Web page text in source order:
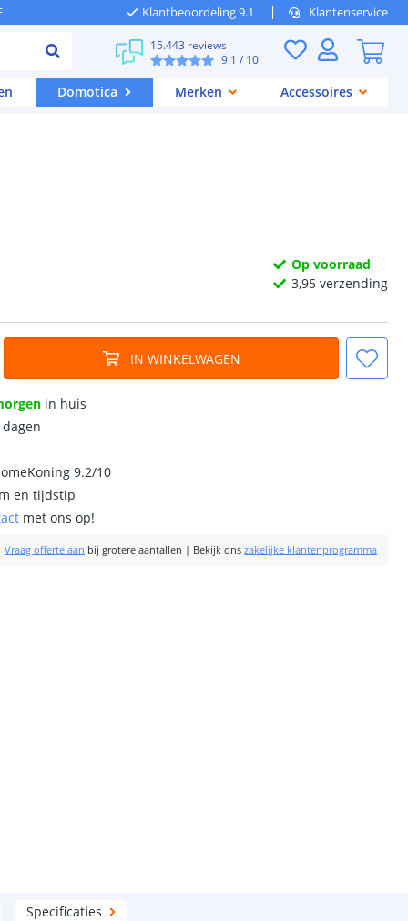
Klantbeoordeling 9.1 Klantenservice
15.443 reviews
9.1 / 10
Domotica Merken Accessoires
Op voorraad
3,95 verzending
IN WINKELWAGEN
in huis
9.2/10
en tijdstip
met ons op!
Vraag offerte aan bij grotere aantallen | Bekijk ons zakelijke klantenprogramma
Specificaties